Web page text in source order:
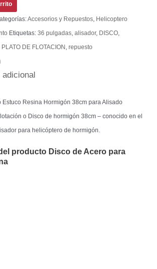
Accesorios y Repuestos, Helicoptero
Etiquetas:36 pulgadas,alisador, DISCO,
PLATO DE FLOTACION ,repuesto
adicional
Estuco Resina Hormigón 38cm para Alisado
o Disco de hormigón 38cm – conocido en el
para helicóptero de hormigón.
producto Disco de Acero para